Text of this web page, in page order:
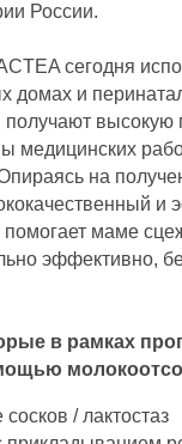
России.
сегодня
домах и
получают высокую
медицинских
на
и
помогает маме
эффективно,
в рамках
/ лактостаз
уникальная
преимуществ